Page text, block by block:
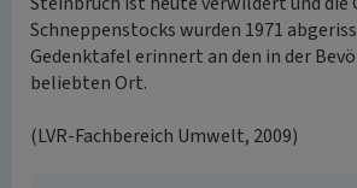
Schneppenstocks wurden 1971
Gedenktafel erinnert an den in der
beliebten Ort.
(LVR-Fachbereich Umwelt, 2009)